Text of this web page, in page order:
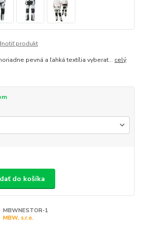
produkt
pevná a ľahká textília vyberat... celý
do košíka
MBWNESTOR-1
MBW, s.r.o.